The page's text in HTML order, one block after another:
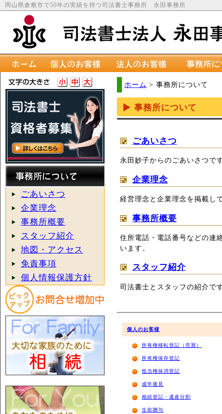
岡山県倉敷市で50年の実績を持つ司法書士事務所 永田事務所
ホーム > 事務所について
事務所について
ごあいさつ
永田妙子からのごあいさつで
企業理念
経営理念と企業理念を掲載し
事務所概要
住所電話・電話番号などの連
います。
スタッフ紹介
司法書士とスタッフの紹介で
個人のお客様
所有権移転登記（売買）
所有権保存登記
抵当権抹消登記
成年後見
相続登記・遺産分割
生前贈与
ごあいさつ
企業理念
事務所概要
スタッフ紹介
地図・アクセス
免責事項
個人情報保護方針